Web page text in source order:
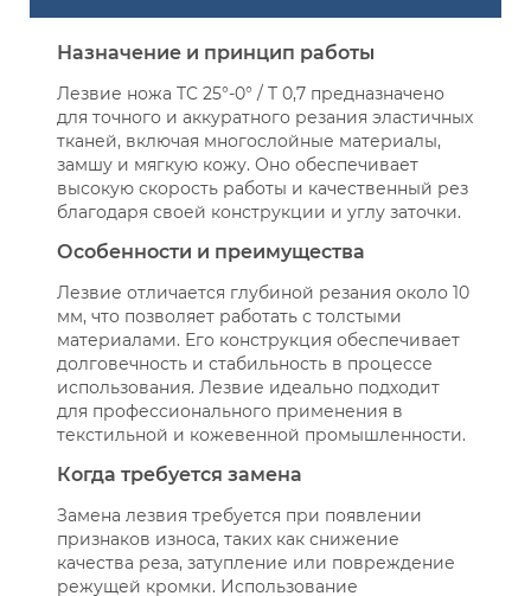
Назначение и принцип работы
Лезвие ножа TC 25°-0° / T 0,7 предназначено
для точного и аккуратного резания эластичных
тканей, включая многослойные материалы,
замшу и мягкую кожу. Оно обеспечивает
высокую скорость работы и качественный рез
благодаря своей конструкции и углу заточки.
Особенности и преимущества
Лезвие отличается глубиной резания около 10
мм, что позволяет работать с толстыми
материалами. Его конструкция обеспечивает
долговечность и стабильность в процессе
использования. Лезвие идеально подходит
для профессионального применения в
текстильной и кожевенной промышленности.
Когда требуется замена
Замена лезвия требуется при появлении
признаков износа, таких как снижение
качества реза, затупление или повреждение
режущей кромки. Использование